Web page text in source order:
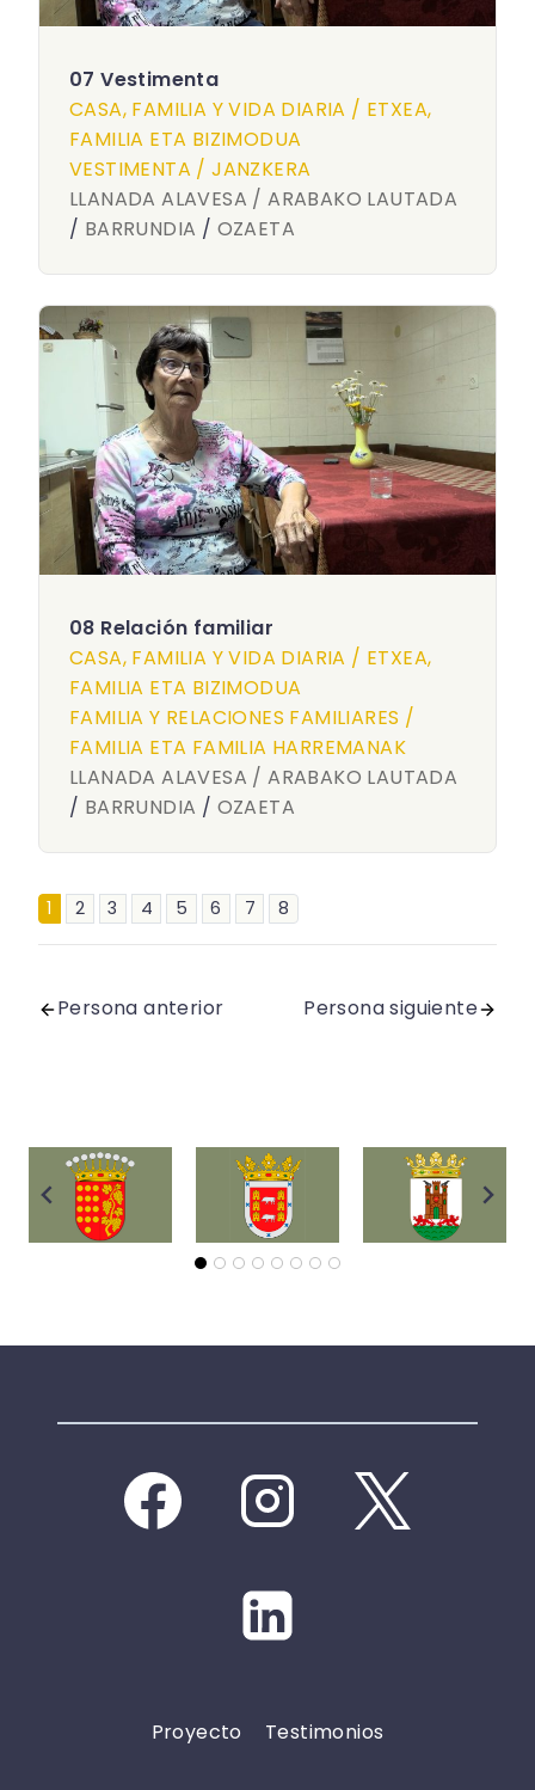
07 Vestimenta
CASA, FAMILIA Y VIDA DIARIA / ETXEA,
FAMILIA ETA BIZIMODUA
VESTIMENTA / JANZKERA
LLANADA ALAVESA / ARABAKO LAUTADA
/ BARRUNDIA / OZAETA
08 Relación familiar
CASA, FAMILIA Y VIDA DIARIA / ETXEA,
FAMILIA ETA BIZIMODUA
FAMILIA Y RELACIONES FAMILIARES /
FAMILIA ETA FAMILIA HARREMANAK
LLANADA ALAVESA / ARABAKO LAUTADA
/ BARRUNDIA / OZAETA
1 2 3 4 5 6 7 8
Persona anterior Persona siguiente
Proyecto Testimonios